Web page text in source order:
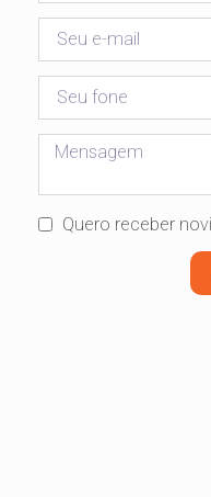
Quero receber